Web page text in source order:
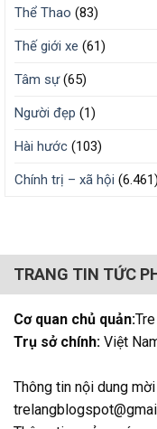
Thể Thao (83)
Thế giới xe (61)
Tâm sự(65)
Người đẹp (1)
Hài hước (103)
Chính trị – xã hội (6.461)
TRANG TIN TỨC
Cơ quan chủ quản:
Trụ sở chính: Việt
Thông tin nội dung